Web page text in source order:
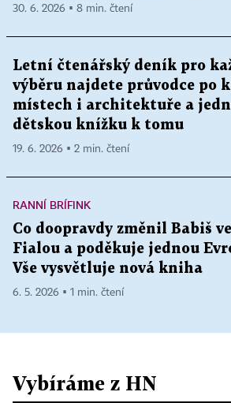
30. 6. 2026 ▪ 8 min. čtení
Letní čtenářský deník pro
výběru najdete průvodce po
místech i architektuře a
dětskou knížku k tomu
19. 6. 2026 ▪ 2 min. čtení
RANNÍ BRÍFINK
Co doopravdy změnil Babiš
Fialou a poděkuje jednou
Vše vysvětluje nová kniha
6. 5. 2026 ▪ 1 min. čtení
Vybíráme z HN